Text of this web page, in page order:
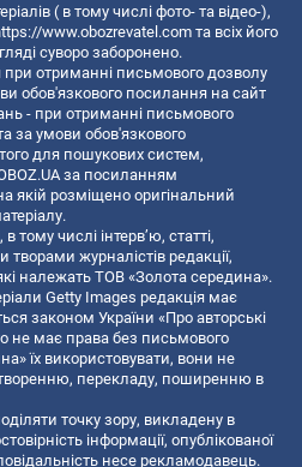
( в тому числі фото- та відео-),
www.obozrevatel.com та всіх його
суворо заборонено.
отриманні письмового дозволу
обов'язкового посилання на сайт
- при отриманні письмового
за умови обов'язкового
для пошукових систем,
за посиланням
якій розміщено оригінальний
тому числі інтерв’ю, статті,
журналістів редакції,
належать ТОВ «Золота середина».
Getty Images редакція має
законом України «Про авторські
не має права без письмового
їх використовувати, вони не
перекладу, поширенню в
точку зору, викладену в
інформації, опублікованої
несе рекламодавець.